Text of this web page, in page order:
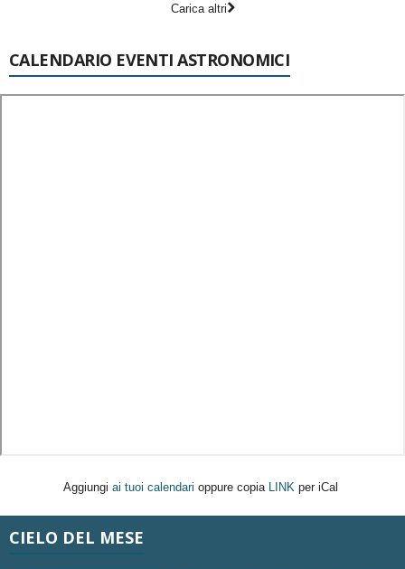
Carica altri
CALENDARIO EVENTI ASTRONOMICI
Aggiungi ai tuoi calendari oppure copia LINK per iCal
CIELO DEL MESE